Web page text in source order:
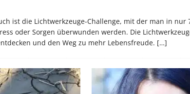
ist die Lichtwerkzeuge-Challenge, mit der man in
oder Sorgen überwunden werden. Die
und den Weg zu mehr Lebensfreude. […]